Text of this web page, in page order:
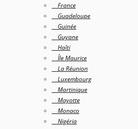
France
Guadeloupe
Guinée
Guyane
Haîti
Île Maurice
La Réunion
Luxembourg
Martinique
Mayotte
Monaco
Nigéria